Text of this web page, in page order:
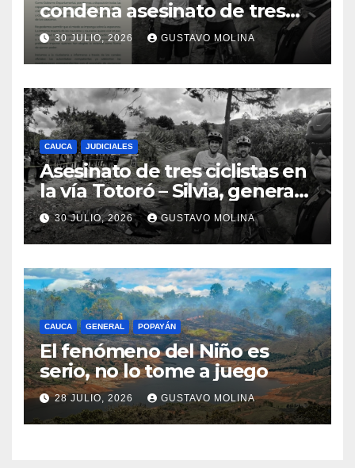
condena asesinato de tres
ciudadanos y exige medidas
urgentes al Gobierno
Nacional
30 JULIO, 2026 GUSTAVO MOLINA
CAUCA JUDICIALES
Asesinato de tres ciclistas en
la vía Totoró – Silvia, genera
consternación en el Cauca
30 JULIO, 2026 GUSTAVO MOLINA
CAUCA GENERAL POPAYÁN
El fenómeno del Niño es
serio, no lo tome a juego
28 JULIO, 2026 GUSTAVO MOLINA